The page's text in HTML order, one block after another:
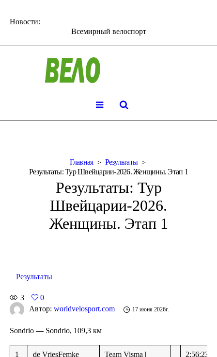
Новости:
Всемирный велоспорт
Главная
Результаты
Результаты: Тур Швейцарии-2026. Женщины. Этап 1
Результаты: Тур
Швейцарии-2026.
Женщины. Этап 1
Результаты
3
0
Автор: worldvelosport.com 17 июня 2026г.
Sondrio — Sondrio, 109,3 км
1 de VriesFemke
Team Visma |
2:56:23